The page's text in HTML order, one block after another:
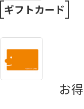
ギフトカード
お